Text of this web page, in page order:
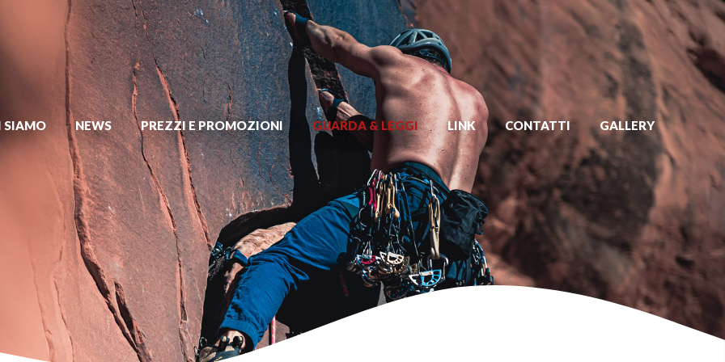
SIAMO NEWS PREZZI E PROMOZIONI GUARDA & LEGGI LINK CONTATTI GALLERY